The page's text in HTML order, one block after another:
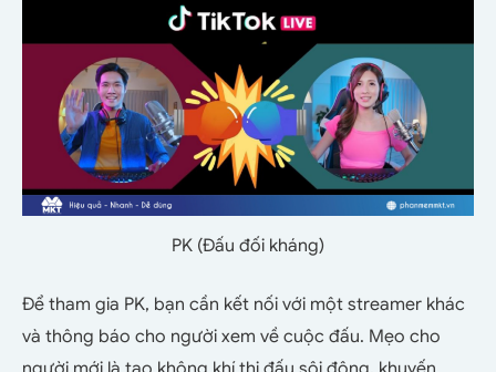
PK (Đấu đối kháng)
Để tham gia PK, bạn cần kết nối với một streamer khác
và thông báo cho người xem về cuộc đấu. Mẹo cho